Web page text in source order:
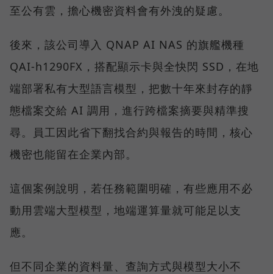
至公有雲，擔心機密資料會有外洩的疑慮。
後來，該公司導入 QNAP AI NAS 的旗艦機種
QAI-h1290FX，搭配顯示卡與全快閃 SSD，在地
端部署私有大型語言模型，把數十年來封存的靜
態檔案交給 AI 調用，進行跨檔案摘要與精準搜
尋。員工因此省下翻找合約與報告的時間，核心
機密也能留在企業內部。
這個案例說明，若任務範圍明確，有些應用不必
動用雲端大型模型，地端運算量就可能足以支
應。
但不同企業的資料量、查詢方式與模型大小不